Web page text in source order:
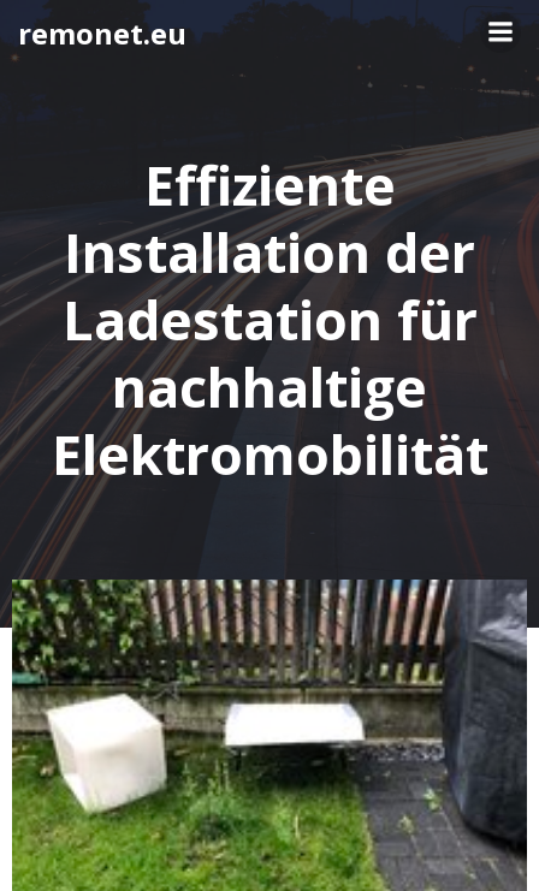
Springe
remonet.eu
Effiziente
Installation der
Ladestation für
nachhaltige
Elektromobilität